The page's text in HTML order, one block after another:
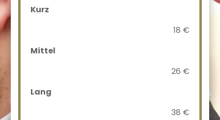
Kurz
18 €
Mittel
26 €
Lang
38 €